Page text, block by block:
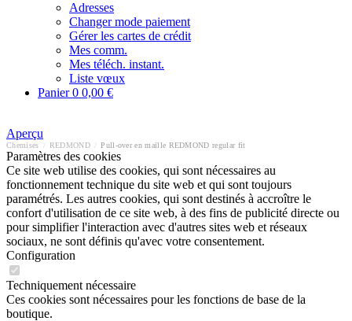
Adresses
Changer mode paiement
Gérer les cartes de crédit
Mes comm.
Mes téléch. instant.
Liste vœux
Panier0 0,00 €
Aperçu
Chemises REDMOND Pull-over en maille REDMOND regular fit
Paramètres des cookies
Ce site web utilise des cookies, qui sont nécessaires au
fonctionnement technique du site web et qui sont toujours
paramétrés. Les autres cookies, qui sont destinés à accroître le
confort d'utilisation de ce site web, à des fins de publicité directe ou
pour simplifier l'interaction avec d'autres sites web et réseaux
sociaux, ne sont définis qu'avec votre consentement.
Configuration
Techniquement nécessaire
Ces cookies sont nécessaires pour les fonctions de base de la
boutique.